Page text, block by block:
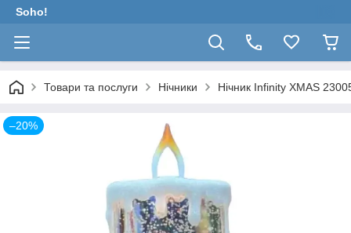
Soho!
Товари та послуги Нічники Нічник Infinity XMAS
–20%